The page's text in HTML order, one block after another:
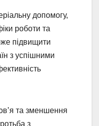
допомогу,
роботи та
підвищити
з успішними
та зменшення
з